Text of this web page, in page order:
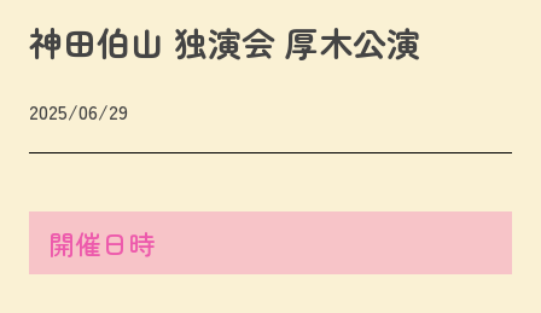
神田伯山 独演会 厚木公演
2025/06/29
開催日時